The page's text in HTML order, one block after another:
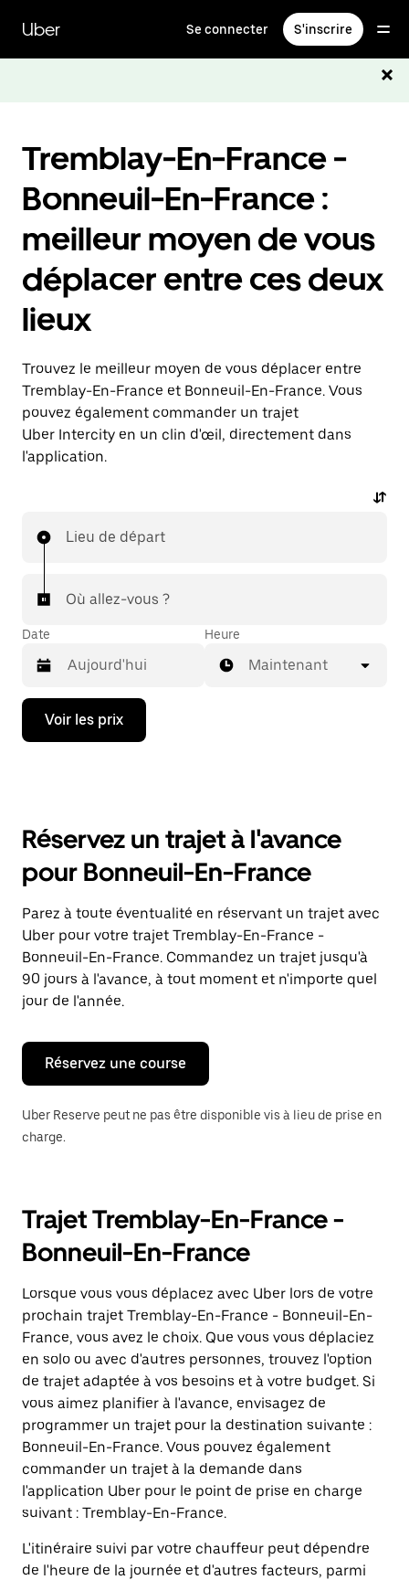
contenu
principal
Uber Se connecter S'inscrire
Tremblay-En-France -
Bonneuil-En-France :
meilleur moyen de vous
déplacer entre ces deux
lieux
Trouvez le meilleur moyen de vous déplacer entre
Tremblay-En-France et Bonneuil-En-France. Vous
pouvez également commander un trajet
Uber Intercity en un clin d'œil, directement dans
l'application.
Lieu de départ
Où allez-vous ?
Date
Appuyez
la
ouvrir
calendrier
et
sélectionner
une
date.
Appuyez
sur
la
touche
pour
fermer
calendrier.
Heure
Maintenant
Voir les prix
Réservez un trajet à l'avance
pour Bonneuil-En-France
Parez à toute éventualité en réservant un trajet avec
Uber pour votre trajet Tremblay-En-France -
Bonneuil-En-France. Commandez un trajet jusqu'à
90 jours à l'avance, à tout moment et n'importe quel
jour de l'année.
Réservez une course
Uber Reserve peut ne pas être disponible vis à lieu de prise en
charge.
Trajet Tremblay-En-France -
Bonneuil-En-France
Lorsque vous vous déplacez avec Uber lors de votre
prochain trajet Tremblay-En-France - Bonneuil-En-
France, vous avez le choix. Que vous vous déplaciez
en solo ou avec d'autres personnes, trouvez l'option
de trajet adaptée à vos besoins et à votre budget. Si
vous aimez planifier à l'avance, envisagez de
programmer un trajet pour la destination suivante :
Bonneuil-En-France. Vous pouvez également
commander un trajet à la demande dans
l'application Uber pour le point de prise en charge
suivant : Tremblay-En-France.
L'itinéraire suivi par votre chauffeur peut dépendre
de l'heure de la journée et d'autres facteurs, parmi